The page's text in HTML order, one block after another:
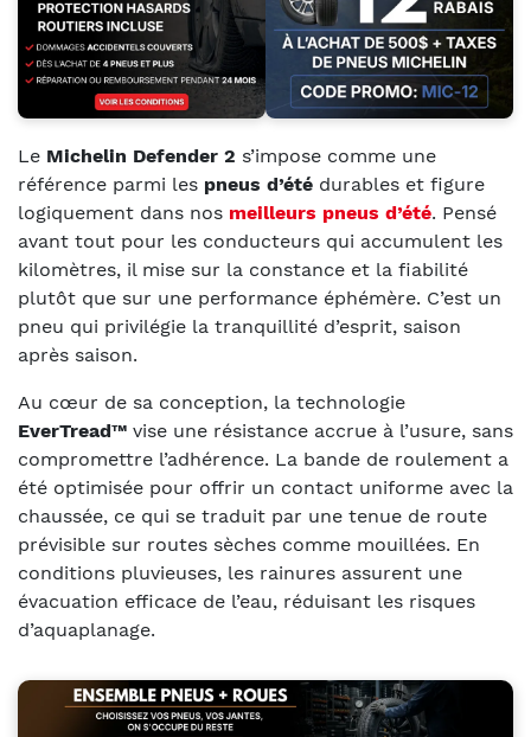
Le Michelin Defender 2 s’impose comme une
référence parmi les pneus d’été durables et figure
logiquement dans nos meilleurs pneus d’été. Pensé
avant tout pour les conducteurs qui accumulent les
kilomètres, il mise sur la constance et la fiabilité
plutôt que sur une performance éphémère. C’est un
pneu qui privilégie la tranquillité d’esprit, saison
après saison.
Au cœur de sa conception, la technologie
EverTread™ vise une résistance accrue à l’usure, sans
compromettre l’adhérence. La bande de roulement a
été optimisée pour offrir un contact uniforme avec la
chaussée, ce qui se traduit par une tenue de route
prévisible sur routes sèches comme mouillées. En
conditions pluvieuses, les rainures assurent une
évacuation efficace de l’eau, réduisant les risques
d’aquaplanage.